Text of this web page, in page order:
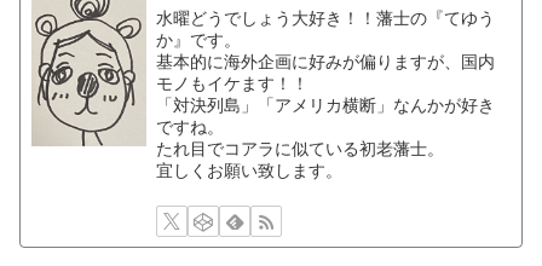
水曜どうでしょう大好き！！藩士の『てゆう
か』です。
基本的に海外企画に好みが偏りますが、国内
モノもイケます！！
「対決列島」「アメリカ横断」なんかが好き
ですね。
たれ目でコアラに似ている初老藩士。
宜しくお願い致します。